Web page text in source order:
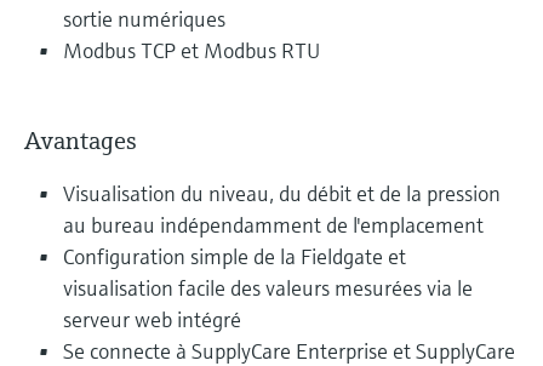
sortie numériques
Modbus TCP et Modbus RTU
Avantages
Visualisation du niveau, du débit et de la pression
au bureau indépendamment de l'emplacement
Configuration simple de la Fieldgate et
visualisation facile des valeurs mesurées via le
serveur web intégré
Se connecte à SupplyCare Enterprise et SupplyCare